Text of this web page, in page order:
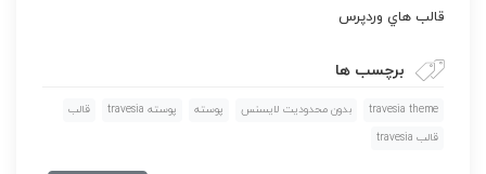
قالب هاي وردپرس
برچسب ها
travesia theme بدون محدوديت لايسنس پوسته پوسته travesia
قالب
قالب travesia